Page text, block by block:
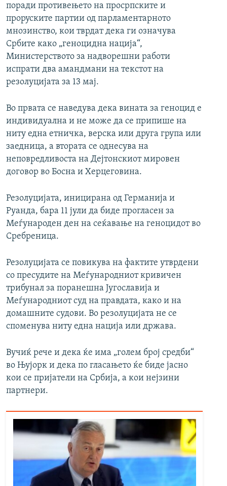
поради противењето на просрпските и
проруските партии од парламентарното
мнозинство, кои тврдат дека ги означува
Србите како „геноцидна нација“,
Министерството за надворешни работи
испрати два амандмани на текстот на
резолуцијата за 13 мај.
Во првата се наведува дека вината за геноцид е
индивидуална и не може да се припише на
ниту една етничка, верска или друга група или
заедница, а втората се однесува на
неповредливоста на Дејтонскиот мировен
договор во Босна и Херцеговина.
Резолуцијата, иницирана од Германија и
Руанда, бара 11 јули да биде прогласен за
Меѓународен ден на сеќавање на геноцидот во
Сребреница.
Резолуцијата се повикува на фактите утврдени
со пресудите на Меѓународниот кривичен
трибунал за поранешна Југославија и
Меѓународниот суд на правдата, како и на
домашните судови. Во резолуцијата не се
споменува ниту една нација или држава.
Вучиќ рече и дека ќе има „голем број средби“
во Њујорк и дека по гласањето ќе биде јасно
кои се пријатели на Србија, а кои нејзини
партнери.